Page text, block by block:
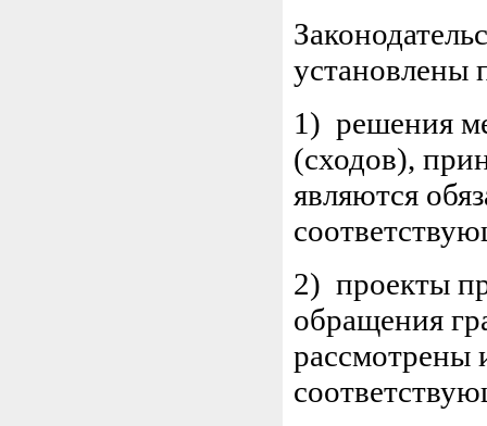
установлены
1) решения
(сходов),
являются
2) проекты
обращения